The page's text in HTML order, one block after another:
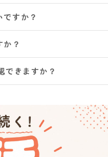
すか？
？
できますか？